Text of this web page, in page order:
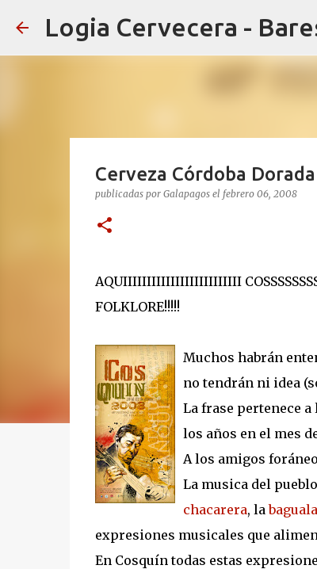
Logia Cervecera -
Cerveza Córdoba Dorada
publicadas por Galapagos el febrero 06, 2008
AQUIIIIIIIIIIIIIIIIIIIIIIIII
FOLKLORE!!!!!
Muchos habrán
no tendrán ni idea
La frase pertenece
los años en el mes
A los amigos
La musica del
chacarera, labaguala
expresiones musicales que
En Cosquín todas estas